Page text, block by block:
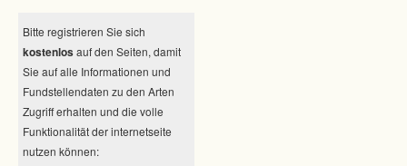
Bitte registrieren Sie sich
kostenlos auf den Seiten, damit
Sie auf alle Informationen und
Fundstellendaten zu den Arten
Zugriff erhalten und die volle
Funktionalität der internetseite
nutzen können: